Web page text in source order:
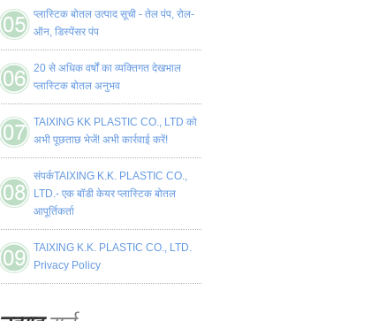
प्लास्टिक बोतल उत्पाद सूची - तेल पंप, रोल-
ऑन, डिस्पेंसर पंप
20 से अधिक वर्षों का व्यक्तिगत देखभाल
प्लास्टिक बोतल अनुभव
TAIXING KK PLASTIC CO., LTD को
अभी पूछताछ भेजें! अभी कार्रवाई करें!
संपर्कTAIXING K.K. PLASTIC CO.,
LTD.- एक बॉडी केयर प्लास्टिक बोतल
आपूर्तिकर्ता
TAIXING K.K. PLASTIC CO., LTD.
Privacy Policy